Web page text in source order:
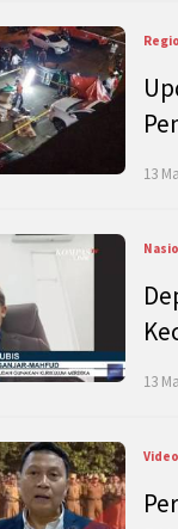
13
13
Video